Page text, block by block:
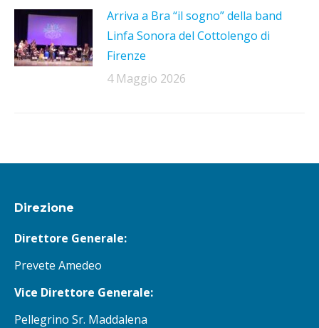
Arriva a Bra “il sogno” della band
Linfa Sonora del Cottolengo di
Firenze
4 Maggio 2026
Direzione
Direttore Generale:
Prevete Amedeo
Vice Direttore Generale:
Pellegrino Sr. Maddalena